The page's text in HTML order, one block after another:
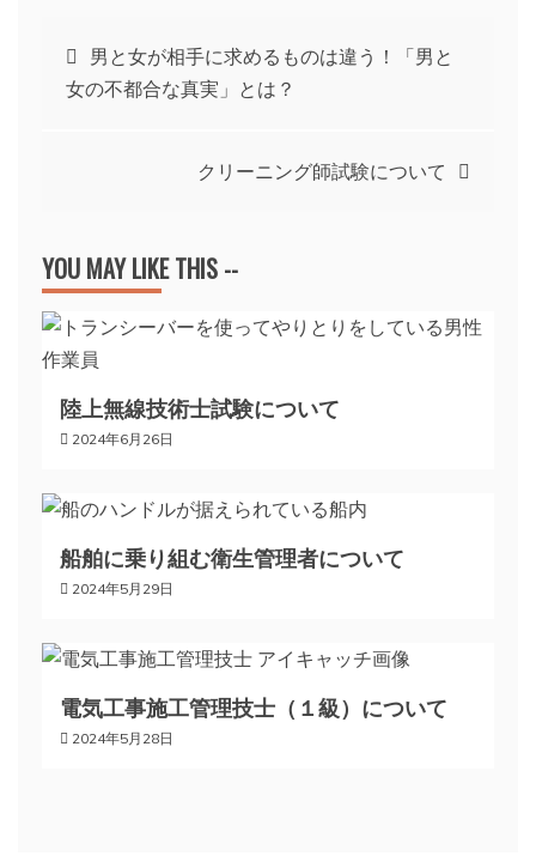
投
稿
ゲ
ー
シ
ョ
ン
男と女が相手に求めるものは違う！「男と
女の不都合な真実」とは？
クリーニング師試験について
YOU MAY LIKE THIS --
陸上無線技術士試験について
2024年6月26日
船舶に乗り組む衛生管理者について
2024年5月29日
電気工事施工管理技士（１級）について
2024年5月28日